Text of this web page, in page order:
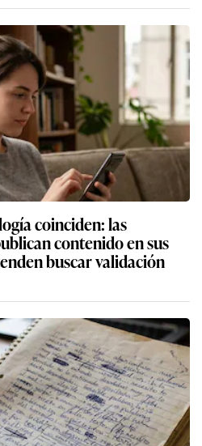
coinciden: las
contenido en sus
buscar validación